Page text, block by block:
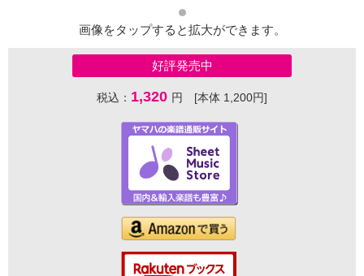
画像をタップすると拡大ができます。
好評発売中
税込： 1,320 円 [本体 1,200円]